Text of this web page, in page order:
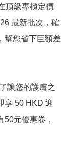
頂級專櫃定價
最新批次，確
幫您省下巨額差
讓您的護膚之
享 50 HKD 迎
元優惠卷，